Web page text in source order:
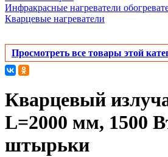
Инфракрасные нагреватели
Кварцевые нагреватели
Просмотреть все товары этой
Кварцевый
L=2000 мм, 1500
штырьки